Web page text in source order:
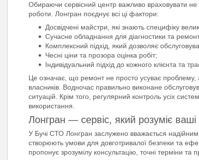
Обираючи сервісний центр важливо враховувати не
роботи. Лонгран поєднує всі ці фактори:
Досвідчені майстри, які знають специфіку
Сучасне обладнання для діагностики та
Комплексний підхід, який дозволяє
Чесні ціни та прозора оцінка робіт;
Індивідуальний підхід до кожного клієнта та
Це означає, що ремонт не просто усуває проблему,
власників. Водночас правильно виконане
ситуацій. Крім того, регулярний контроль усіх
використання.
Лонгран — сервіс, який розуміє ваші
У Бучі СТО Лонгран заслужено вважається
створюють умови для довготривалої безпеки та
пропонує зрозумілу консультацію, точні терміни та